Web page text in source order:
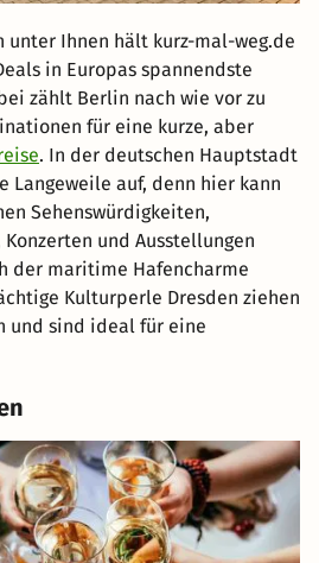
unter Ihnen hält kurz-mal-weg.de
in Europas spannendste
zählt Berlin nach wie vor zu
für eine kurze, aber
. In der deutschen Hauptstadt
Langeweile auf, denn hier kann
Sehenswürdigkeiten,
und Ausstellungen
der maritime Hafencharme
Kulturperle Dresden ziehen
und sind ideal für eine